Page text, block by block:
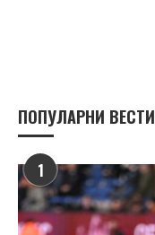
ПОПУЛАРНИ ВЕСТИ
1